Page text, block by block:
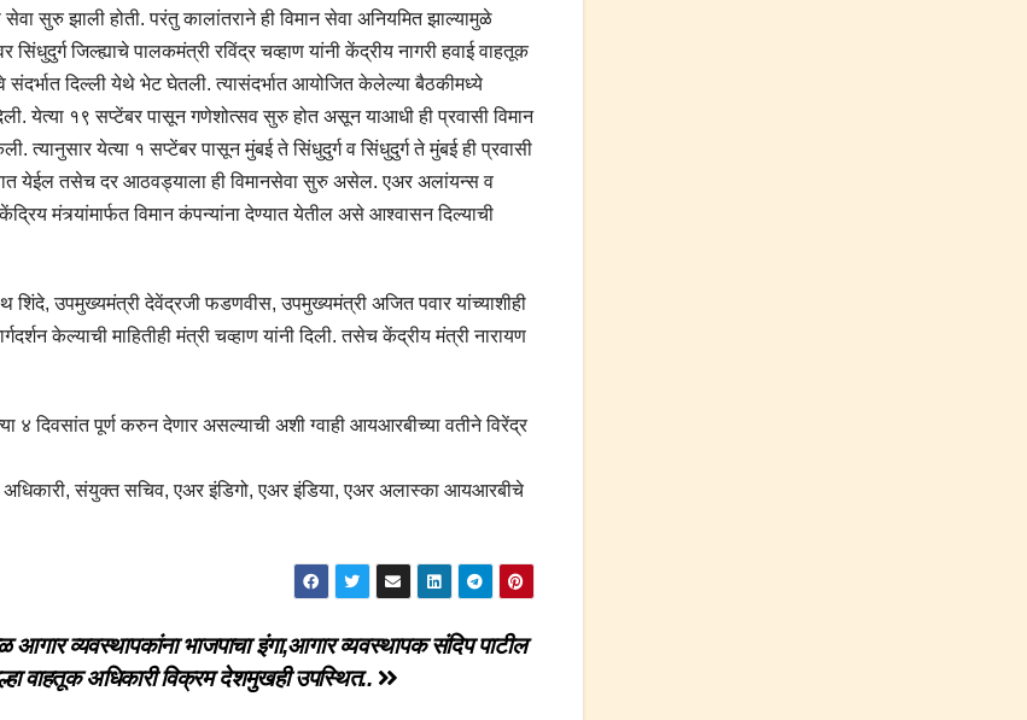
सुरु झाली होती. परंतु कालांतराने ही विमान सेवा अनियमित झाल्यामुळे
जिल्ह्याचे पालकमंत्री रविंद्र चव्हाण यांनी केंद्रीय नागरी हवाई वाहतूक
संदर्भात दिल्ली येथे भेट घेतली. त्यासंदर्भात आयोजित केलेल्या बैठकीमध्ये
येत्या १९ सप्टेंबर पासून गणेशोत्सव सुरु होत असून याआधी ही प्रवासी विमान
त्यानुसार येत्या १ सप्टेंबर पासून मुंबई ते सिंधुदुर्ग व सिंधुदुर्ग ते मुंबई ही प्रवासी
येईल तसेच दर आठवड्याला ही विमानसेवा सुरु असेल. एअर अलांयन्स व
मंत्र्यांमार्फत विमान कंपन्यांना देण्यात येतील असे आश्वासन दिल्याची
शिंदे, उपमुख्यमंत्री देवेंद्रजी फडणवीस, उपमुख्यमंत्री अजित पवार यांच्याशीही
केल्याची माहितीही मंत्री चव्हाण यांनी दिली. तसेच केंद्रीय मंत्री नारायण
४ दिवसांत पूर्ण करुन देणार असल्याची अशी ग्वाही आयआरबीच्या वतीने विरेंद्र
संयुक्त सचिव, एअर इंडिगो, एअर इंडिया, एअर अलास्का आयआरबीचे
आगार व्यवस्थापकांना भाजपाचा इंगा,आगार व्यवस्थापक संदिप पाटील
वाहतूक अधिकारी विक्रम देशमुखही उपस्थित..